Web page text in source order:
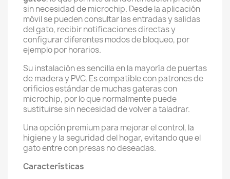
sin necesidad de microchip. Desde la aplicación
móvil se pueden consultar las entradas y salidas
del gato, recibir notificaciones directas y
configurar diferentes modos de bloqueo, por
ejemplo por horarios.
Su instalación es sencilla en la mayoría de puertas
de madera y PVC. Es compatible con patrones de
orificios estándar de muchas gateras con
microchip, por lo que normalmente puede
sustituirse sin necesidad de volver a taladrar.
Una opción premium para mejorar el control, la
higiene y la seguridad del hogar, evitando que el
gato entre con presas no deseadas.
Características